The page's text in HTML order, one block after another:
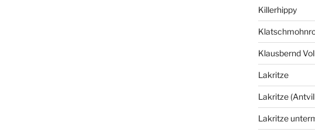
Killerhippy
Klausbernd
Lakritze
Lakritze
Lakritze